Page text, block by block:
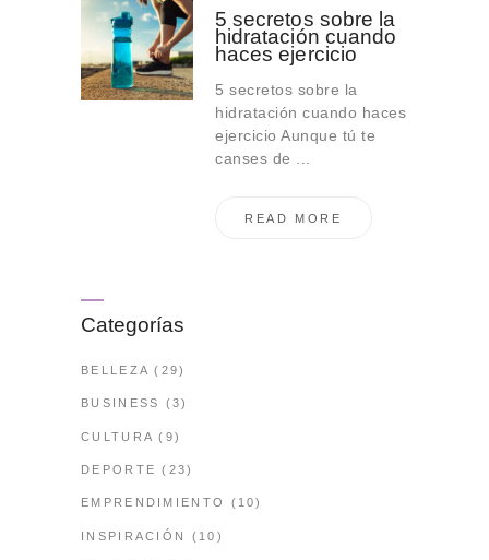
5 secretos sobre la
hidratación cuando
haces ejercicio
5 secretos sobre la
hidratación cuando haces
ejercicio Aunque tú te
canses de ...
READ MORE
Categorías
BELLEZA (29)
BUSINESS (3)
CULTURA (9)
DEPORTE (23)
EMPRENDIMIENTO (10)
INSPIRACIÓN (10)